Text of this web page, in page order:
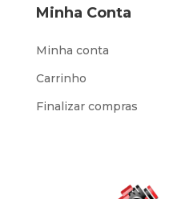
Minha Conta
Minha conta
Carrinho
Finalizar compras